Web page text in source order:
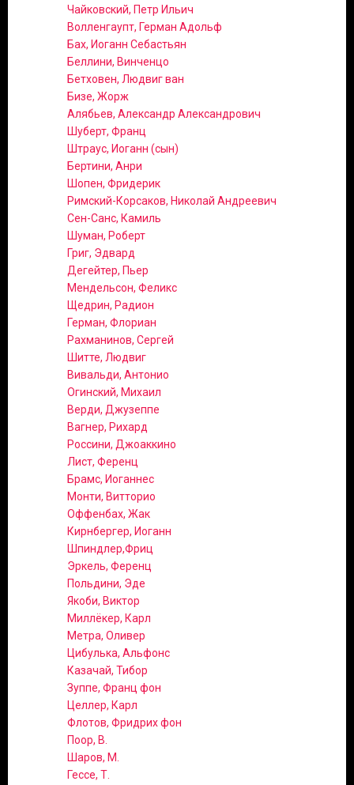
Чайковский, Петр Ильич
Волленгаупт, Герман Адольф
Бах, Иоганн Себастьян
Беллини, Винченцо
Бетховен, Людвиг ван
Бизе, Жорж
Алябьев, Александр Александрович
Шуберт, Франц
Штраус, Иоганн (сын)
Бертини, Анри
Шопен, Фридерик
Римский-Корсаков, Николай Андреевич
Сен-Санс, Камиль
Шуман, Роберт
Григ, Эдвард
Дегейтер, Пьер
Мендельсон, Феликс
Щедрин, Радион
Герман, Флориан
Рахманинов, Сергей
Шитте, Людвиг
Вивальди, Антонио
Огинский, Михаил
Верди, Джузеппе
Вагнер, Рихард
Россини, Джоаккино
Лист, Ференц
Брамс, Иоганнес
Монти, Витторио
Оффенбах, Жак
Кирнбергер, Иоганн
Шпиндлер,Фриц
Эркель, Ференц
Польдини, Эде
Якоби, Виктор
Миллёкер, Карл
Метра, Оливер
Цибулька, Альфонс
Казачай, Тибор
Зуппе, Франц фон
Целлер, Карл
Флотов, Фридрих фон
Поор, В.
Шаров, М.
Гессе, Т.